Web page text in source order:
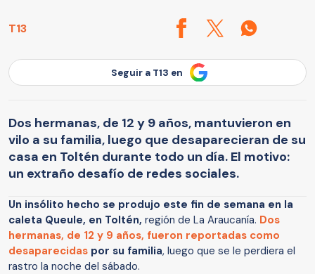
T13
Seguir a T13 en
Dos hermanas, de 12 y 9 años, mantuvieron en
vilo a su familia, luego que desaparecieran de su
casa en Toltén durante todo un día. El motivo:
un extraño desafío de redes sociales.
Un insólito hecho se produjo este fin de semana en la
caleta Queule, en Toltén, región de La Araucanía. Dos
hermanas, de 12 y 9 años, fueron reportadas como
desaparecidas por su familia, luego que se le perdiera el
rastro la noche del sábado.